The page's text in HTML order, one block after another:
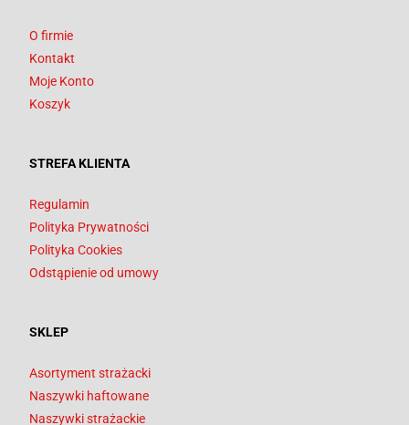
O firmie
Kontakt
Moje Konto
Koszyk
STREFA KLIENTA
Regulamin
Polityka Prywatności
Polityka Cookies
Odstąpienie od umowy
SKLEP
Asortyment strażacki
Naszywki haftowane
Naszywki strażackie